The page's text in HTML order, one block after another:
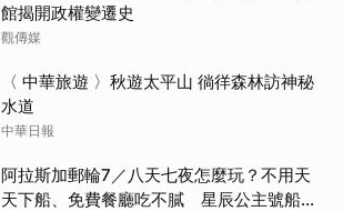
館揭開政權變遷史
觀傳媒
〈 中華旅遊 〉秋遊太平山 徜徉森林訪神秘
水道
中華日報
阿拉斯加郵輪7／八天七夜怎麼玩？不用天
天下船、免費餐廳吃不膩 星辰公主號船上